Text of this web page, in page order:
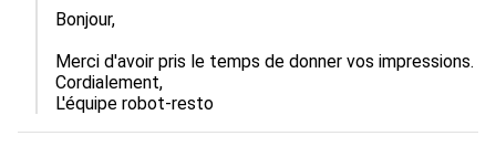
Bonjour,
Merci d'avoir pris le temps de donner vos impressions.
Cordialement,
L'équipe robot-resto